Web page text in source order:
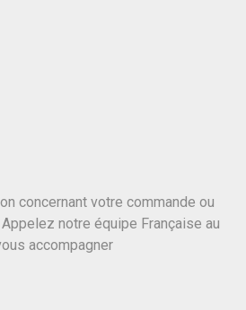
concernant votre commande ou
notre équipe Française au
accompagner